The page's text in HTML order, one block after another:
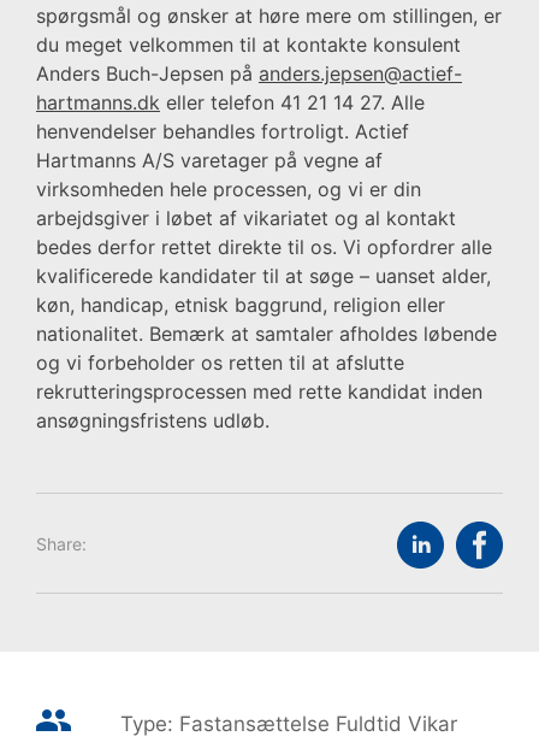
spørgsmål og ønsker at høre mere om stillingen, er
du meget velkommen til at kontakte konsulent
Anders Buch-Jepsen på anders.jepsen@actief-
hartmanns.dk eller telefon 41 21 14 27. Alle
henvendelser behandles fortroligt. Actief
Hartmanns A/S varetager på vegne af
virksomheden hele processen, og vi er din
arbejdsgiver i løbet af vikariatet og al kontakt
bedes derfor rettet direkte til os. Vi opfordrer alle
kvalificerede kandidater til at søge – uanset alder,
køn, handicap, etnisk baggrund, religion eller
nationalitet. Bemærk at samtaler afholdes løbende
og vi forbeholder os retten til at afslutte
rekrutteringsprocessen med rette kandidat inden
ansøgningsfristens udløb.
Share:
Type: Fastansættelse Fuldtid Vikar